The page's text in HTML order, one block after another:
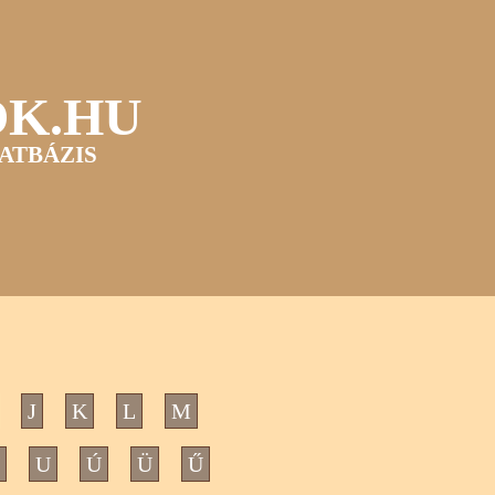
J K L M
U Ú Ü Ű